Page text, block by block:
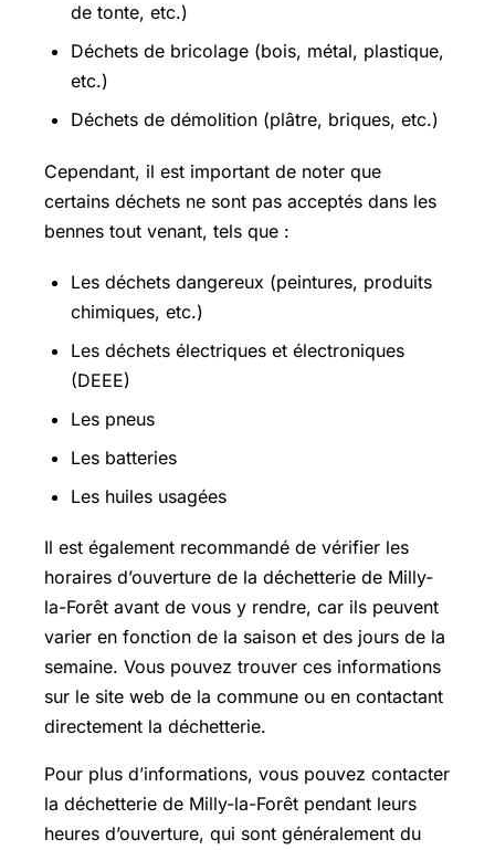
de tonte, etc.)
Déchets de bricolage (bois, métal, plastique,
etc.)
Déchets de démolition (plâtre, briques, etc.)
Cependant, il est important de noter que
certains déchets ne sont pas acceptés dans les
bennes tout venant, tels que :
Les déchets dangereux (peintures, produits
chimiques, etc.)
Les déchets électriques et électroniques
(DEEE)
Les pneus
Les batteries
Les huiles usagées
Il est également recommandé de vérifier les
horaires d’ouverture de la déchetterie de Milly-
la-Forêt avant de vous y rendre, car ils peuvent
varier en fonction de la saison et des jours de la
semaine. Vous pouvez trouver ces informations
sur le site web de la commune ou en contactant
directement la déchetterie.
Pour plus d’informations, vous pouvez contacter
la déchetterie de Milly-la-Forêt pendant leurs
heures d’ouverture, qui sont généralement du